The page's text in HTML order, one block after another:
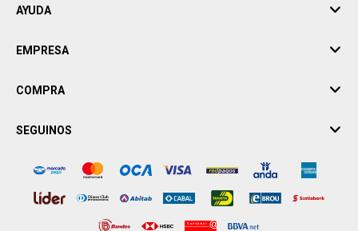
AYUDA
EMPRESA
COMPRA
SEGUINOS